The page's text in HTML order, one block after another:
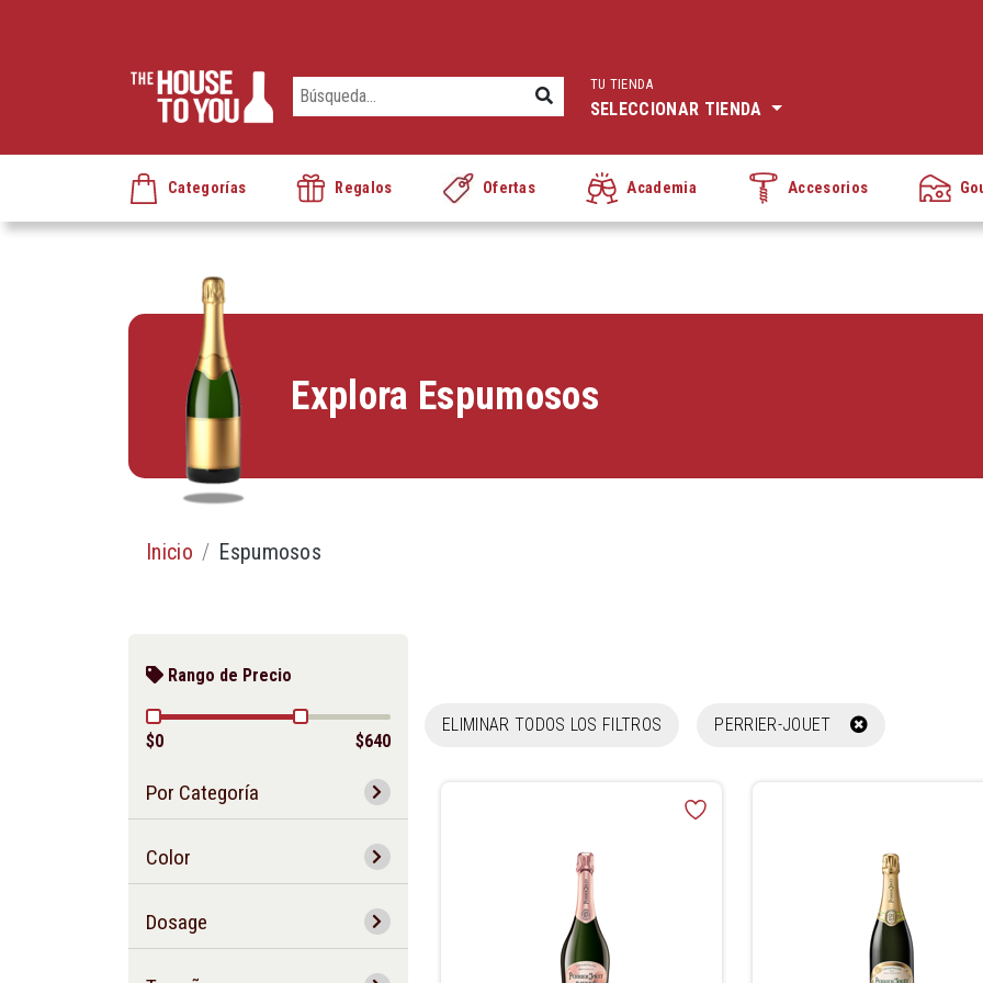
TU TIENDA
SELECCIONAR TIENDA
Categorías Regalos Ofertas Academia Accesorios
Explora Espumosos
Inicio Espumosos
Rango de Precio
$0 $640
Por Categoría
Color
Dosage
ELIMINAR TODOS LOS FILTROS PERRIER-JOUET